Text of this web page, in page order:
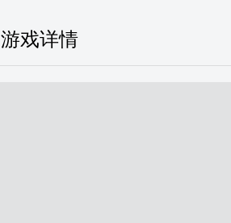
游戏详情